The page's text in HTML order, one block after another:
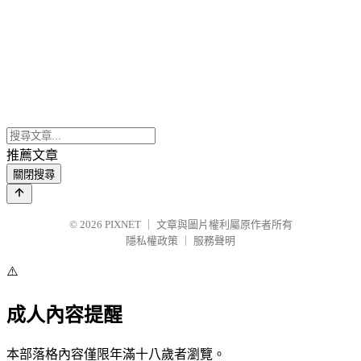
推薦文章
關閉搜尋
© 2026 PIXNET
文章與圖片權利屬原作者所有
隱私權政策
服務聲明
⚠️
成人內容提醒
本部落格內容僅限年滿十八歲者瀏覽。